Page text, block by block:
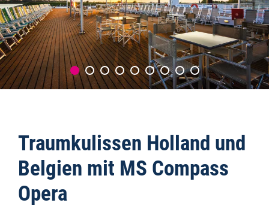
Traumkulissen Holland und
Belgien mit MS Compass
Opera